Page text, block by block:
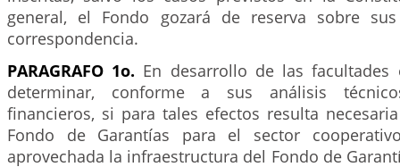
general, el Fondo gozará de reserva sobre
correspondencia.
PARAGRAFO 1o. En desarrollo de las facultades
determinar, conforme a sus análisis
financieros, si para tales efectos resulta
Fondo de Garantías para el sector
aprovechada la infraestructura del Fondo de